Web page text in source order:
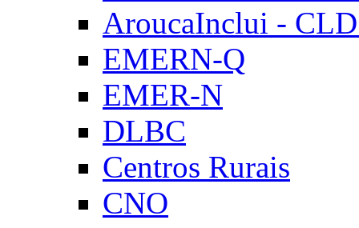
AroucaInclui -
EMERN-Q
EMER-N
DLBC
Centros Rurais
CNO